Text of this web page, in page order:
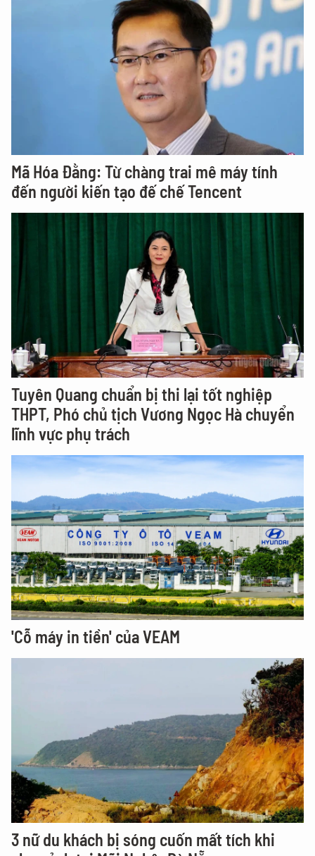
Mã Hóa Đằng: Từ chàng trai mê máy tính
đến người kiến tạo đế chế Tencent
Tuyên Quang chuẩn bị thi lại tốt nghiệp
THPT, Phó chủ tịch Vương Ngọc Hà chuyển
lĩnh vực phụ trách
'Cỗ máy in tiền' của VEAM
3 nữ du khách bị sóng cuốn mất tích khi